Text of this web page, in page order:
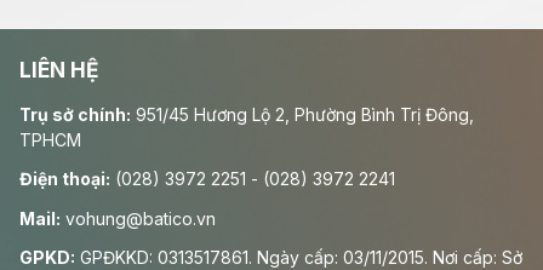
LIÊN HỆ
Trụ sở chính: 951/45 Hương Lộ 2, Phường Bình Trị Đông,
TPHCM
Điện thoại: (028) 3972 2251 - (028) 3972 2241
Mail: vohung@batico.vn
GPKD: GPĐKKD: 0313517861. Ngày cấp: 03/11/2015. Nơi cấp: Sở